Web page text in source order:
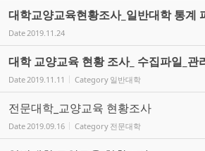
대학교양교육현황조사_일반대학 통계
Date2019.11.24
대학 교양교육 현황 조사_ 수집파일_관
Date2019.11.11 Category 일반대학
전문대학_교양교육 현황조사
Date2019.09.16 Category 전문대학